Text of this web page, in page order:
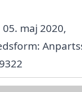
maj 2020,